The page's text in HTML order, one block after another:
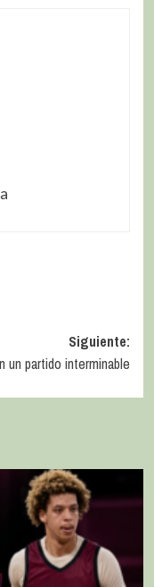
Siguiente:
un partido interminable